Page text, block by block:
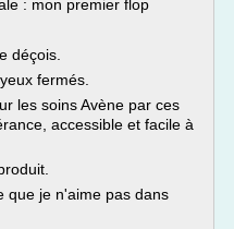
: mon premier flop
déçois.
fermés.
les soins Avène par ces
accessible et facile à
que je n'aime pas dans